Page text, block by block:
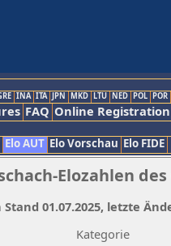
INA ITA JPN MKD LTU NED POL POR
FAQ Online Registration
Elo AUT Elo Vorschau Elo FIDE
Elozahlen des
Kategorie
Stand 01.07.2025, letzte